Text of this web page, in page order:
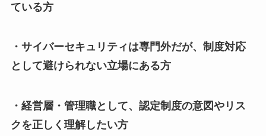
ている方
・サイバーセキュリティは専門外だが、制度対応
として避けられない立場にある方
・経営層・管理職として、認定制度の意図やリス
クを正しく理解したい方